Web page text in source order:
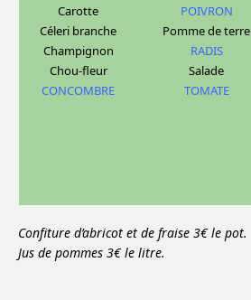
Carotte
Céleri branche
Champignon
Chou-fleur
CONCOMBRE
POIVRON
Pomme de terre
RADIS
Salade
TOMATE
Confiture d’abricot et de fraise 3€ le pot.
Jus de pommes 3€ le litre.